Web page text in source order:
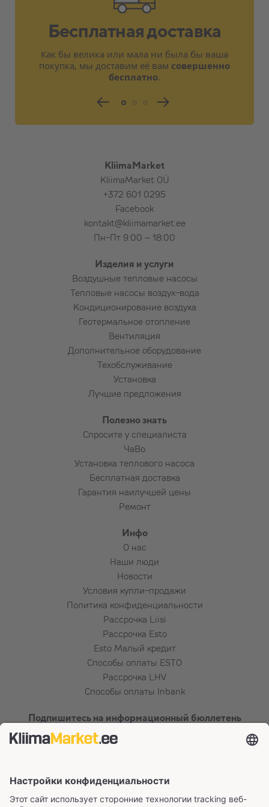
плитняка, красного кирпича (по
договорённости)
поблизости от внутреннего или
наружного блока на расстоянии 2,5 м
основными функциями изделия
При необходимости, в дополнение к
стандартной установке за
дополнительную плату:
Подставка (рама) для наземного
Каменная плита под наружный блок
Коробы для труб и проводов большей
длины
Подведение электропитания к
устройству
Установка автомата в электрощиток и
прокладка кабеля до устройства
Пользование подъёмником
Алмазное сверление армированного
бетона, бутового камня, плитняка,
красного кирпича и т. п. (по
договорённости)
Потребность в дополнительных материалах
и их расход выясняется установщиком
совместно с заказчиком.
Бесплатная доставка
Как бы велика или мала ни была бы ваша
покупка, мы доставим её вам совершенно
бесплатно.
KliimaMarket
KliimaMarket OÜ
+372 601 0295
Facebook
kontakt@kliimamarket.ee
Пн-Пт 9:00 – 18:00
Изделия и услуги
Воздушные тепловые насосы
Тепловые насосы воздух-вода
Кондиционирование воздуха
Геотермальное отопление
Вентиляция
Дополнительное оборудование
Техобслуживание
Установка
Лучшие предложения
Полезно знать
Спросите у специалиста
ЧаВо
Установка теплового насоса
Бесплатная доставка
Гарантия наилучшей цены
Ремонт
Инфо
О нас
Наши люди
Новости
Условия купли-продажи
Политика конфиденциальности
Рассрочка Liisi
Рассрочка Esto
Esto Малый кредит
Способы оплаты ESTO
Рассрочка LHV
Способы оплаты Inbank
Подпишитесь на информационный бюллетень
Сертификаты и способы оплаты